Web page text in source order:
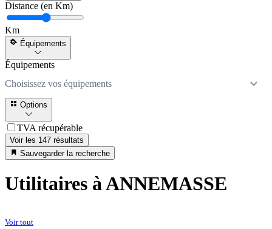
Distance (en Km)
Km
Équipements
Équipements
Choisissez vos équipements
Options
TVA récupérable
Voir les 147 résultats
Sauvegarder la recherche
Utilitaires à ANNEMASSE
Voir tout